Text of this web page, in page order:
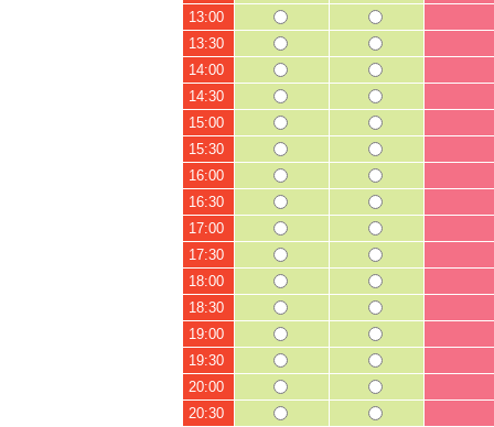
13:00
13:30
14:00
14:30
15:00
15:30
16:00
16:30
17:00
17:30
18:00
18:30
19:00
19:30
20:00
20:30